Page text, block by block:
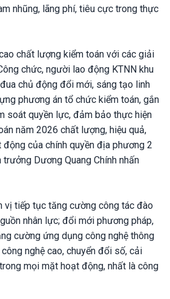
nhũng, lãng phí, tiêu cực trong thực
chất lượng kiểm toán với các giải
chức, người lao động KTNN khu
chủ động đổi mới, sáng tạo linh
phương án tổ chức kiểm toán, gắn
soát quyền lực, đảm bảo thực hiện
năm 2026 chất lượng, hiệu quả,
của chính quyền địa phương 2
trưởng Dương Quang Chính nhấn
vị tiếp tục tăng cường công tác đào
nhân lực; đổi mới phương pháp,
cường ứng dụng công nghệ thông
nghệ cao, chuyển đổi số, cải
mọi mặt hoạt động, nhất là công